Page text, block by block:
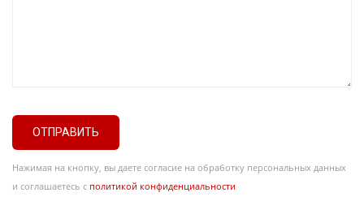
ОТПРАВИТЬ
Нажимая на кнопку, вы даете согласие на обработку персональных данных
и соглашаетесь с политикой конфиденциальности